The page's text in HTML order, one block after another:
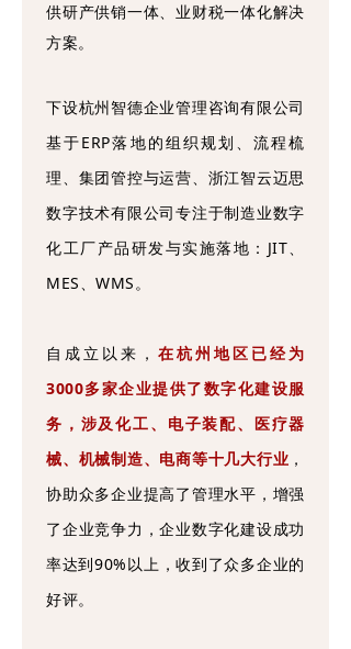
供研产供销一体、业财税一体化解决
方案。
下设杭州智德企业管理咨询有限公司
基于ERP落地的组织规划、流程梳
理、集团管控与运营、浙江智云迈思
数字技术有限公司专注于制造业数字
化工厂产品研发与实施落地：JIT、
MES、WMS。
自成立以来，在杭州地区已经为
3000多家企业提供了数字化建设服
务，涉及化工、电子装配、医疗器
械、机械制造、电商等十几大行业 ，
协助众多企业提高了管理水平，增强
了企业竞争力，企业数字化建设成功
率达到90%以上，收到了众多企业的
好评。